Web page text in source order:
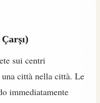
sui centri
città nella città. Le
immediatamente